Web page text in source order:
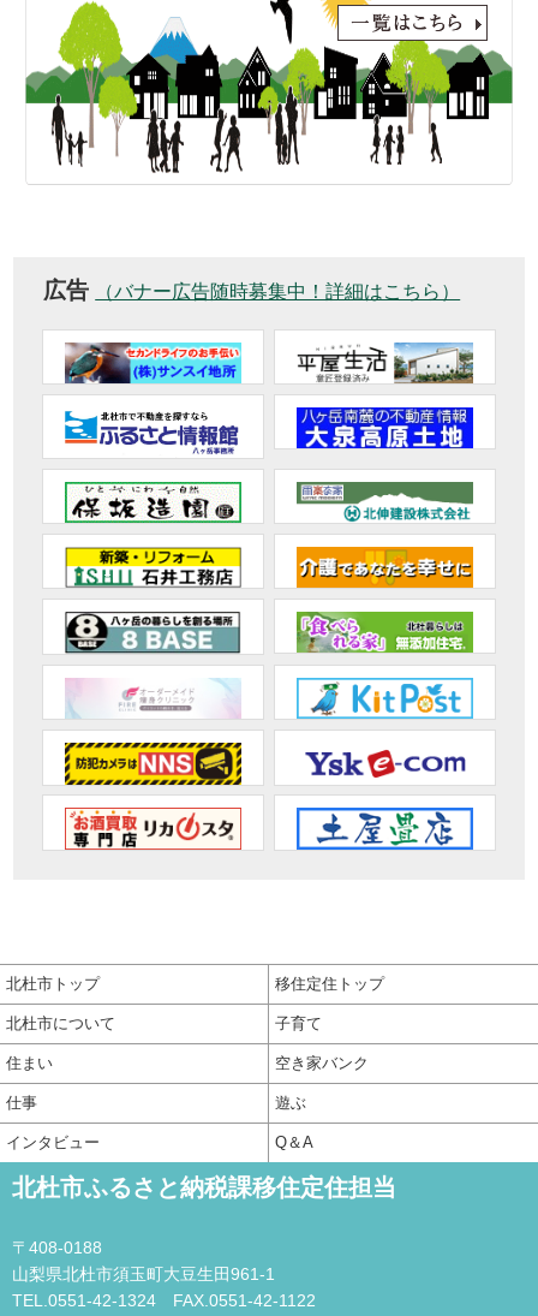
広告 （バナー広告随時募集中！詳細はこちら）
北杜市トップ 移住定住トップ
北杜市について 子育て
住まい 空き家バンク
仕事 遊ぶ
インタビュー Q＆A
北杜市ふるさと納税課移住定住担当
〒408-0188
山梨県北杜市須玉町大豆生田961-1
TEL.0551-42-1324 FAX.0551-42-1122